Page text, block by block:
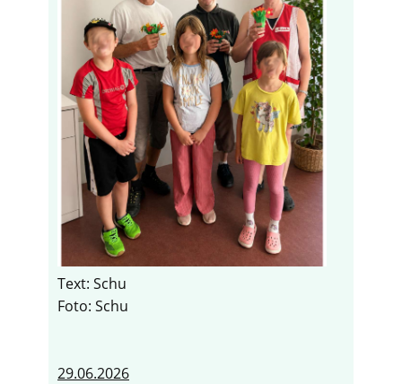
Text: Schu
Foto: Schu
29.06.2026